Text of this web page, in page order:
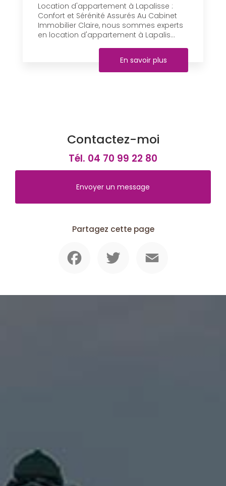
Location d'appartement à Lapalisse :
Confort et Sérénité Assurés Au Cabinet
Immobilier Claire, nous sommes experts
en location d'appartement à Lapalis...
En savoir plus
Contactez-moi
Tél. 04 70 99 22 80
Envoyer un message
Partagez cette page